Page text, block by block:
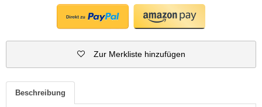
Zur Merkliste hinzufügen
Beschreibung